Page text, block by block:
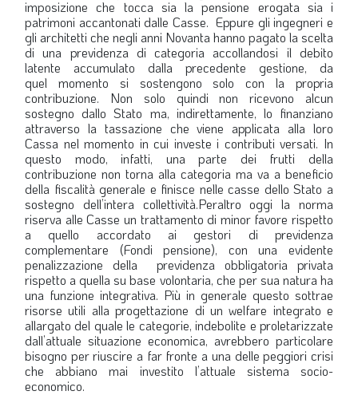
imposizione che tocca sia la pensione erogata sia i
patrimoni accantonati dalle Casse.Eppure gli ingegneri e
gli architetti che negli anni Novanta hanno pagato la scelta
di una previdenza di categoria accollandosi il debito
latente accumulato dalla precedente gestione, da
quel momento si sostengono solo con la propria
contribuzione. Non solo quindi non ricevono alcun
sostegno dallo Stato ma, indirettamente, lo finanziano
attraverso la tassazione che viene applicata alla loro
Cassa nel momento in cui investe i contributi versati. In
questo modo, infatti, una parte dei frutti della
contribuzione non torna alla categoria ma va a beneficio
della fiscalità generale e finisce nelle casse dello Stato a
sostegno dell’intera collettività.Peraltro oggi la norma
riserva alle Casse un trattamento di minor favore rispetto
a quello accordato ai gestori di previdenza
complementare (Fondi pensione), con una evidente
penalizzazione della previdenza obbligatoria privata
rispetto a quella su base volontaria, che per sua natura ha
una funzione integrativa. Più in generale questo sottrae
risorse utili alla progettazione di un welfare integrato e
allargato del quale le categorie, indebolite e proletarizzate
dall’attuale situazione economica, avrebbero particolare
bisogno per riuscire a far fronte a una delle peggiori crisi
che abbiano mai investito l’attuale sistema socio-
economico.